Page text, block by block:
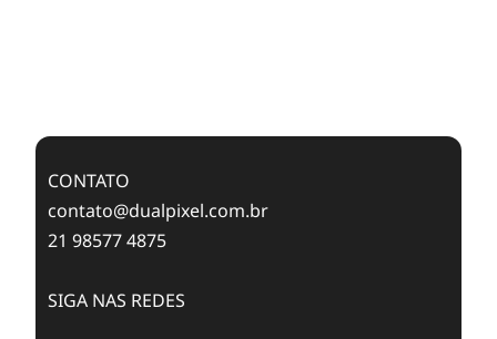
CONTATO
contato@dualpixel.com.br
21 98577 4875
SIGA NAS REDES